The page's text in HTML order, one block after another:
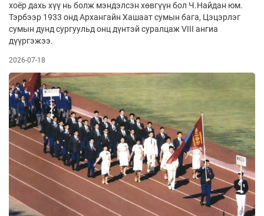
хоёр дахь хүү нь болж мэндэлсэн хөвгүүн бол Ч.Найдан юм.
Тэр­бээр 1933 онд Архангайн Хашаат сумын бага, Цэ­цэрлэг
сумын дунд сургуульд онц дүнтэй су­ралцаж VIII ангиа
дүүргэжээ.
2026-07-18